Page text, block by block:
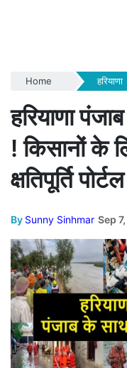
Home हरियाणा
हरियाणा
! किसानों के
क्षतिपूर्ति
By Sunny Sinhmar Sep